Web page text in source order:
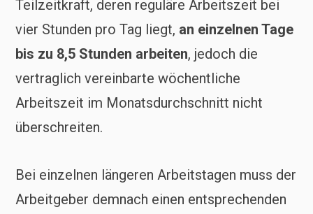
Teilzeitkraft, deren reguläre Arbeitszeit bei
vier Stunden pro Tag liegt, an einzelnen Tage
bis zu 8,5 Stunden arbeiten, jedoch die
vertraglich vereinbarte wöchentliche
Arbeitszeit im Monatsdurchschnitt nicht
überschreiten.
Bei einzelnen längeren Arbeitstagen muss der
Arbeitgeber demnach einen entsprechenden